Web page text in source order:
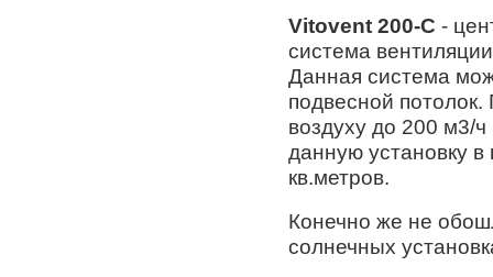
Vitovent 200-C -
система
Данная система
подвесной
воздуху до 200 м3/ч
данную установку
кв.метров.
Конечно же не
солнечных